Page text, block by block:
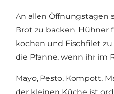
An allen Öffnungstagen
Brot zu backen, Hühner
kochen und Fischfilet
die Pfanne, wenn ihr im
Mayo, Pesto, Kompott,
der kleinen Küche ist